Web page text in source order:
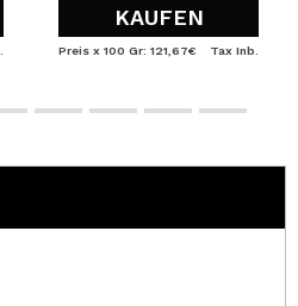
KAUFEN
Preis x 100 Gr: 121,67€ Tax Inb.